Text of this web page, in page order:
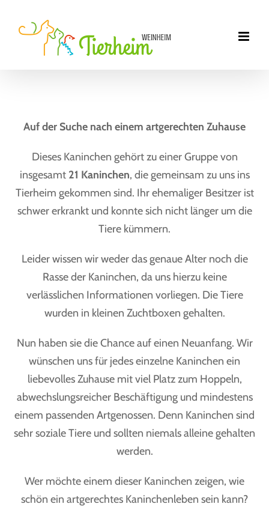
Inhalt
Auf der Suche nach einem artgerechten Zuhause
Dieses Kaninchen gehört zu einer Gruppe von
insgesamt 21 Kaninchen, die gemeinsam zu uns ins
Tierheim gekommen sind. Ihr ehemaliger Besitzer ist
schwer erkrankt und konnte sich nicht länger um die
Tiere kümmern.
Leider wissen wir weder das genaue Alter noch die
Rasse der Kaninchen, da uns hierzu keine
verlässlichen Informationen vorliegen. Die Tiere
wurden in kleinen Zuchtboxen gehalten.
Nun haben sie die Chance auf einen Neuanfang. Wir
wünschen uns für jedes einzelne Kaninchen ein
liebevolles Zuhause mit viel Platz zum Hoppeln,
abwechslungsreicher Beschäftigung und mindestens
einem passenden Artgenossen. Denn Kaninchen sind
sehr soziale Tiere und sollten niemals alleine gehalten
werden.
Wer möchte einem dieser Kaninchen zeigen, wie
schön ein artgerechtes Kaninchenleben sein kann?